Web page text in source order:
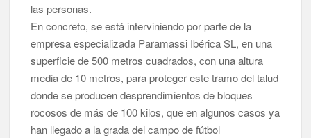
las personas.
En concreto, se está interviniendo por parte de la
empresa especializada Paramassi Ibérica SL, en una
superficie de 500 metros cuadrados, con una altura
media de 10 metros, para proteger este tramo del talud
donde se producen desprendimientos de bloques
rocosos de más de 100 kilos, que en algunos casos ya
han llegado a la grada del campo de fútbol